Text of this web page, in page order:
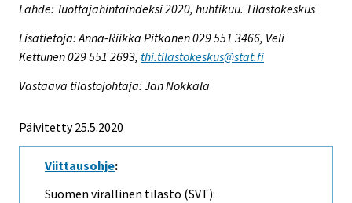
Lähde: Tuottajahintaindeksi 2020, huhtikuu. Tilastokeskus
Lisätietoja: Anna-Riikka Pitkänen 029 551 3466, Veli
Kettunen 029 551 2693, thi.tilastokeskus@stat.fi
Vastaava tilastojohtaja: Jan Nokkala
Päivitetty 25.5.2020
Viittausohje:
Suomen virallinen tilasto (SVT):